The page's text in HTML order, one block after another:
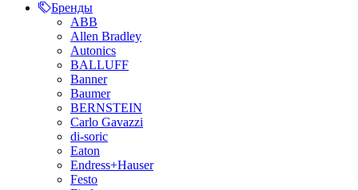
Бренды
ABB
Allen Bradley
Autonics
BALLUFF
Banner
Baumer
BERNSTEIN
Carlo Gavazzi
di-soric
Eaton
Endress+Hauser
Festo